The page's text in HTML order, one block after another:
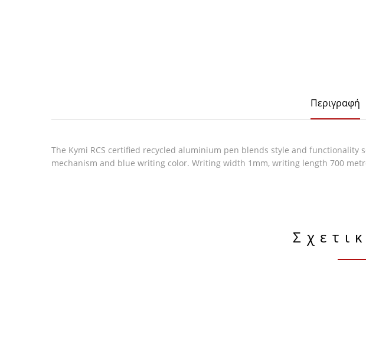
Περιγραφή
The Kymi RCS certified recycled aluminium pen blends style and
mechanism and blue writing color. Writing width 1mm, writing length 700